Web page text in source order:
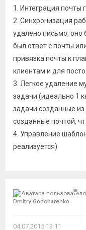
1. Интеграция почты
2. Синхронизация
удалено письмо, оно
был ответ с почты
привязка почты к
клиентам и для
3. Легкое удаление
задачи (идеально 1
задачи созданные
созданные почтой,
4. Управление
реализуется)
Dmitry Goncharenko
04.07.2015 13:11